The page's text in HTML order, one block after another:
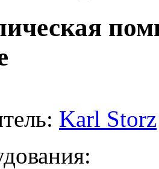
Karl Storz